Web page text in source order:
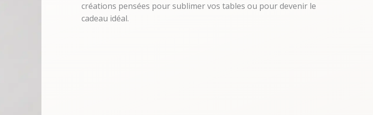
créations pensées pour sublimer vos tables ou pour devenir le
cadeau idéal.